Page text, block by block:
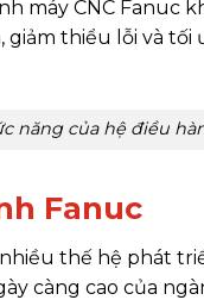
máy CNC
thiểu lỗi và tối
năng của hệ điều
Fanuc
thế hệ phát
càng cao của